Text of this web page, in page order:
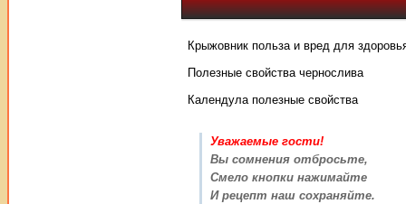
Крыжовник польза и вред для
Полезные свойства чернослива
Календула полезные свойства
Уважаемые гости!
Вы сомнения отбросьте,
Смело кнопки нажимайте
И рецепт наш сохраняйте.